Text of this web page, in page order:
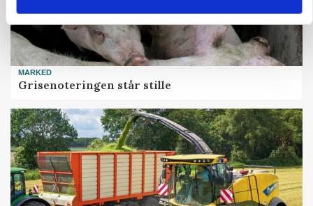
MARKED
Grisenoteringen står stille